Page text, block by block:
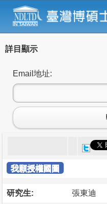
詳目顯示
Email地址:
我願授權國圖
研究生: 張東迪